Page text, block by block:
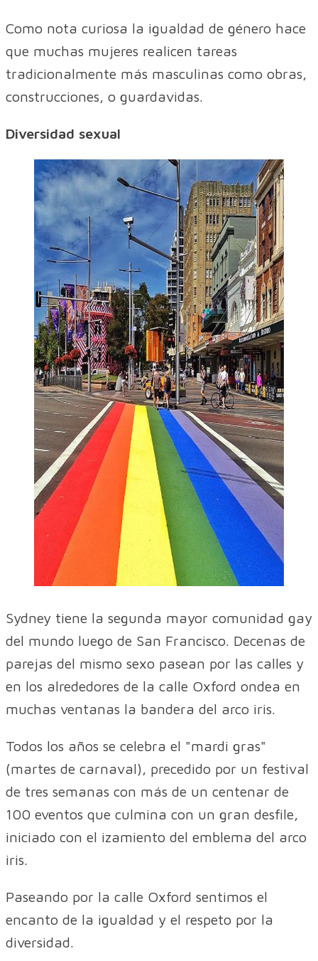
Como nota curiosa la igualdad de género hace
que muchas mujeres realicen tareas
tradicionalmente más masculinas como obras,
construcciones, o guardavidas.
Diversidad sexual
Sydney tiene la segunda mayor comunidad gay
del mundo luego de San Francisco. Decenas de
parejas del mismo sexo pasean por las calles y
en los alrededores de la calle Oxford ondea en
muchas ventanas la bandera del arco iris.
Todos los años se celebra el "mardi gras"
(martes de carnaval), precedido por un festival
de tres semanas con más de un centenar de
100 eventos que culmina con un gran desfile,
iniciado con el izamiento del emblema del arco
iris.
Paseando por la calle Oxford sentimos el
encanto de la igualdad y el respeto por la
diversidad.